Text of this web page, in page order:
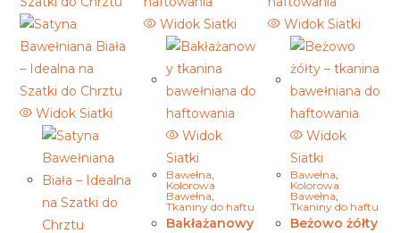
Widok Siatki
Widok Siatki
Widok
Siatki
Bawełna,
Kolorowa
Bawełna,
Tkaniny do haftu
Bakłażanowy
Widok Siatki
Widok
Siatki
Bawełna,
Kolorowa
Bawełna,
Tkaniny do haftu
Beżowo żółty